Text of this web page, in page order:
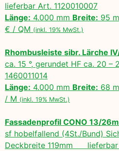
lieferbar Art. 1120010007
Länge: 4.000 mm Breite: 95
€ / QM (inkl. 19% MwSt.)
Rhombusleiste sibr. Lärche
ca. 15 °, gerundet HF ca. 20
1460011014
Länge: 4.000 mm Breite: 68
/ M (inkl. 19% MwSt.)
Fassadenprofil CONO 13/
sf hobelfallend (4St./Bund)
Deckbreite 119mm lieferbar